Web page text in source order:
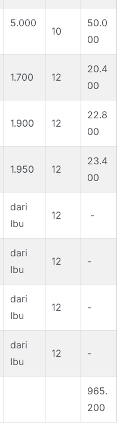
5.000
10
50.0
00
1.700 12
20.4
00
1.900 12
22.8
00
1.950 12
23.4
00
dari
Ibu
12 -
dari
Ibu
12 -
dari
Ibu
12 -
dari
Ibu
12 -
965.
200